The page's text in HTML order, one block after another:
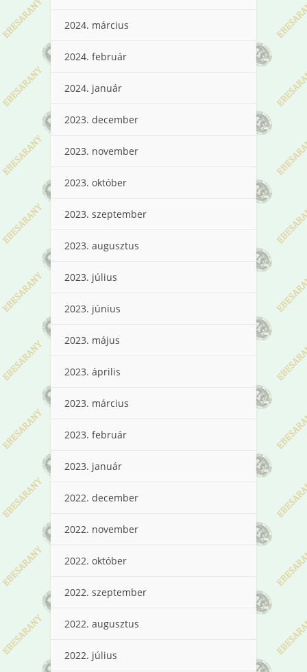
2024. március
2024. február
2024. január
2023. december
2023. november
2023. október
2023. szeptember
2023. augusztus
2023. július
2023. június
2023. május
2023. április
2023. március
2023. február
2023. január
2022. december
2022. november
2022. október
2022. szeptember
2022. augusztus
2022. július